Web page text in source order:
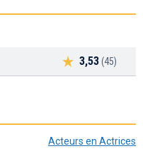
3,53(45)
Acteurs en Actrices